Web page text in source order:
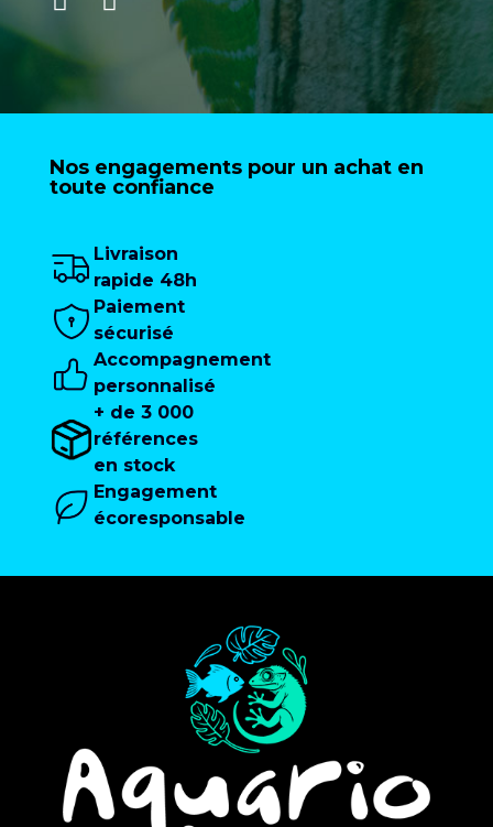
Nos engagements pour un achat en
toute confiance
Livraison
rapide 48h
Paiement
sécurisé
Accompagnement
personnalisé
+ de 3 000
références
en stock
Engagement
écoresponsable